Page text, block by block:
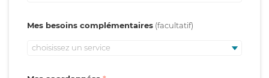
Mes besoins complémentaires
choisissez un service